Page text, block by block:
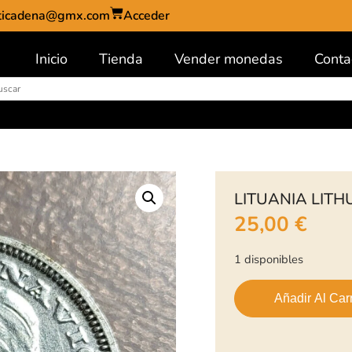
Acceder
Inicio Tienda Vender monedas
LITUANIA
25,00 €
1 disponibles
Añadir Al